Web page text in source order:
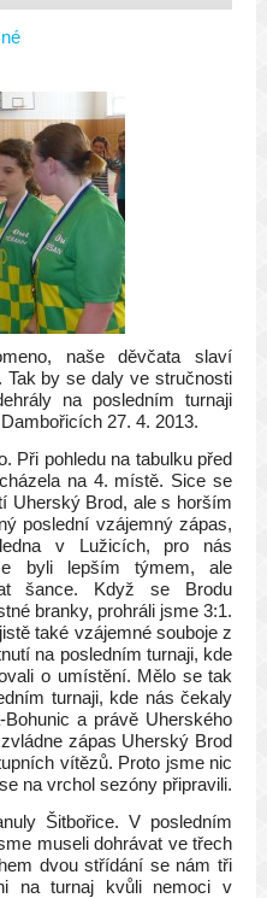
naše děvčata slaví
Tak by se daly ve stručnosti
na posledním turnaji
27. 4. 2013.
Při pohledu na tabulku před
na 4. místě. Sice se
Uherský Brod, ale s horším
poslední vzájemný zápas,
v Lužicích, pro nás
byli lepším týmem, ale
šance. Když se Brodu
branky, prohráli jsme 3:1.
také vzájemné souboje z
na posledním turnaji, kde
o umístění. Mělo se tak
turnaji, kde nás čekaly
a právě Uherského
zápas Uherský Brod
vítězů. Proto jsme nic
na vrchol sezóny připravili.
Šitbořice. V posledním
museli dohrávat ve třech
dvou střídání se nám tři
na turnaj kvůli nemoci v